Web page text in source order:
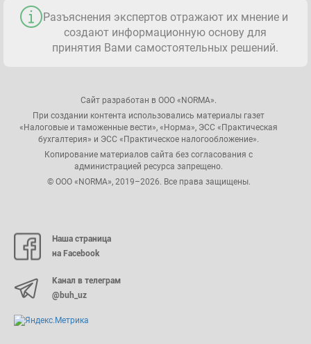
Разъяснения экспертов отражают их мнение и
создают информационную основу для
принятия Вами самостоятельных решений.
Сайт разработан в ООО «NORMA».
При создании контента использовались материалы газет
«Налоговые и таможенные вести», «Норма», ЭСС «Практическая
бухгалтерия» и ЭСС «Практическое налогообложение».
Копирование материалов сайта без согласования с
администрацией ресурса запрещено.
© ООО «NORMA», 2019–2026. Все права защищены.
Наша страница
на Facebook
Канал в телеграм
@buh_uz